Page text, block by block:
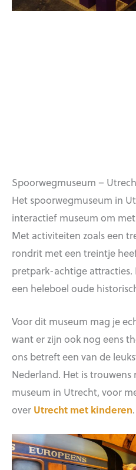
Spoorwegmuseum –
Het spoorwegmuseum in
interactief museum om
Met activiteiten zoals een
rondrit met een treintje
pretpark-achtige attracties.
een heleboel oude
Voor dit museum mag je
want er zijn ook nog eens
ons betreft een van de
Nederland. Het is
museum in Utrecht, voor
over Utrecht met kinderen.